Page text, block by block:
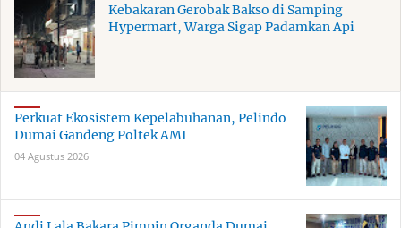
Kebakaran Gerobak Bakso di Samping
Hypermart, Warga Sigap Padamkan Api
Perkuat Ekosistem Kepelabuhanan, Pelindo
Dumai Gandeng Poltek AMI
04 Agustus 2026